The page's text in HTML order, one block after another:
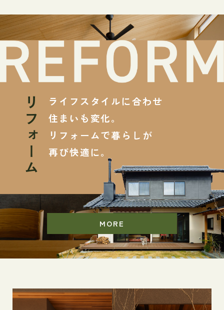
リフォーム
ライフスタイルに合わせ
住まいも変化。
リフォームで暮らしが
再び快適に。
MORE